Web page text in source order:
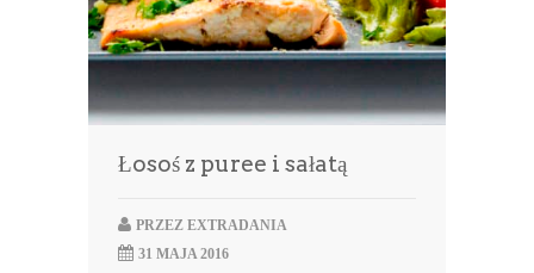
Łosoś z puree i sałatą
PRZEZ EXTRADANIA
31 MAJA 2016